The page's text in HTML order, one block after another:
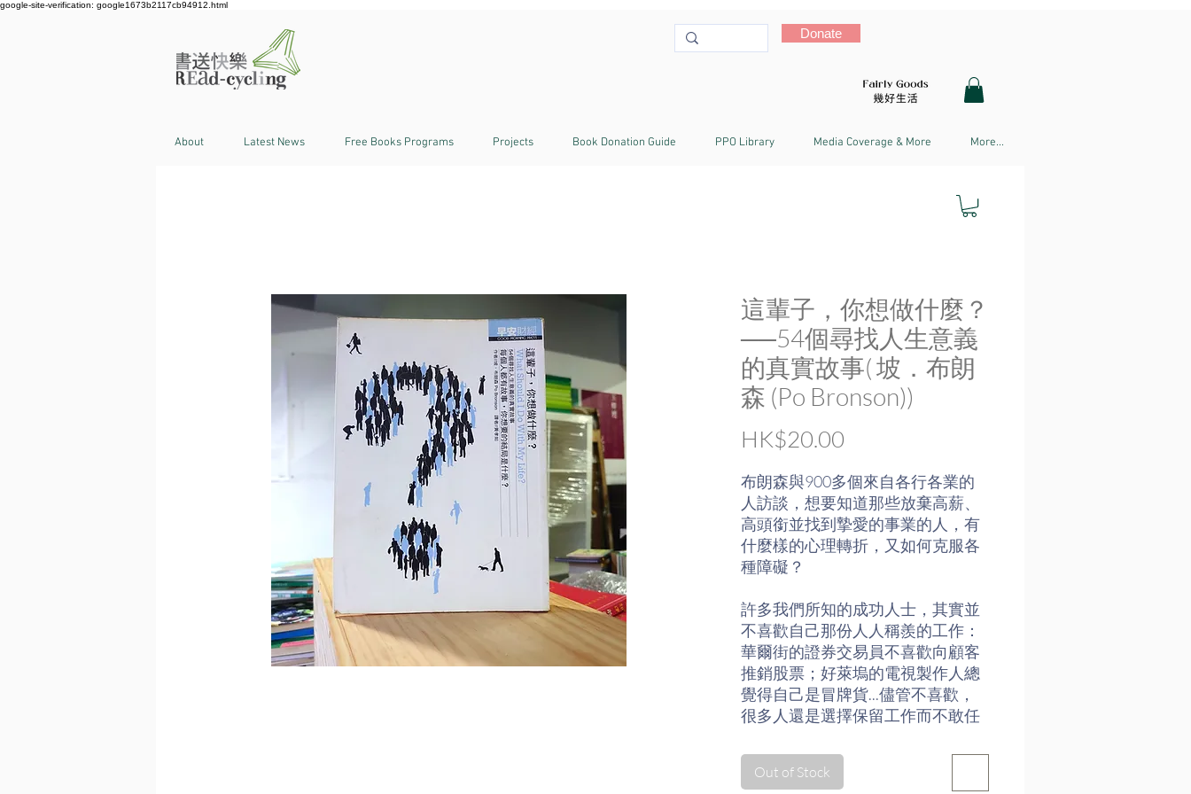
google-site-verification: google1673b2117cb94912.html
Donate
About Latest News Free Books Programs Projects Book Donation Guide PPO Library Media Coverage & More More...
這輩子，你想做什麼？
──54個尋找人生意義
的真實故事( 坡．布朗
森 (Po Bronson))
HK$20.00
布朗森與900多個來自各行各業的
人訪談，想要知道那些放棄高薪、
高頭銜並找到摯愛的事業的人，有
什麼樣的心理轉折，又如何克服各
種障礙？
許多我們所知的成功人士，其實並
不喜歡自己那份人人稱羨的工作：
華爾街的證券交易員不喜歡向顧客
推銷股票；好萊塢的電視製作人總
覺得自己是冒牌貨...儘管不喜歡，
很多人還是選擇保留工作而不敢任
感，也被既有的成功、讚美、機會
給鎖死了，他們以為離開現職無異
Out of Stock